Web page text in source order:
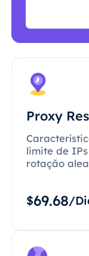
Proxy
limite de
rotação
$69.68/